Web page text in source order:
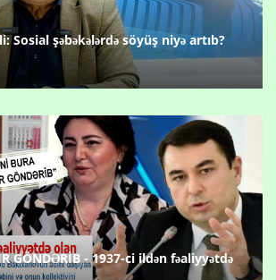
Sosial şəbəkələrdə söyüş niyə artıb?
GÖNDƏRİB - 1937-ci ildən fəaliyyətdə